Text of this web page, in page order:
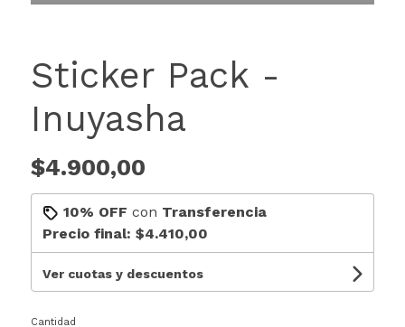
Sticker Pack -
Inuyasha
$4.900,00
10% OFF con Transferencia
Precio final: $4.410,00
Ver cuotas y descuentos
Cantidad